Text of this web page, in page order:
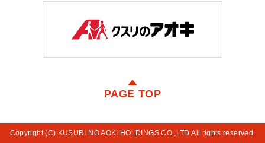
PAGE TOP
Copyright (C) KUSURI NO AOKI HOLDINGS CO.,LTD All rights reserved.